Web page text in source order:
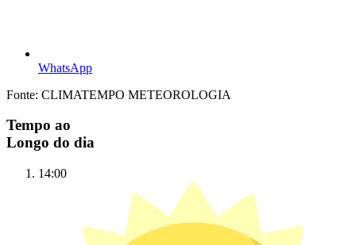
WhatsApp
Fonte: CLIMATEMPO METEOROLOGIA
Tempo ao
Longo do dia
14:00